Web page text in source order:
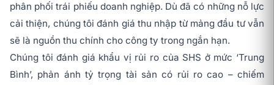
phân phối trái phiếu doanh nghiệp. Dù đã có những nỗ lực
cải thiện, chúng tôi đánh giá thu nhập từ mảng đầu tư vẫn
sẽ là nguồn thu chính cho công ty trong ngắn hạn.
Chúng tôi đánh giá khẩu vị rủi ro của SHS ở mức ‘Trung
Bình’, phản ánh tỷ trọng tài sản có rủi ro cao – chiếm